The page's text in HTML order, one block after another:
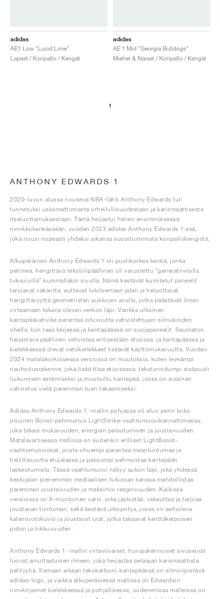
adidas
AE1 Low "Lucid Lime"
Lapset / Koripallo / Kengät
adidas
AE 1 Mid "Georgia Bulldogs"
Miehet & Naiset / Koripallo / Kengät
1
ANTHONY EDWARDS 1
2020-luvun alussa nouseva NBA-tähti Anthony Edwards tuli
tunnetuksi uskomattomasta urheilullisuudestaan ja karismaattisesta
itseluottamuksestaan. Tämä heijastui hänen ensimmäisessä
nimikkokenkässään, vuoden 2023 adidas Anthony Edwards 1:ssä,
joka nousi nopeasti yhdeksi aikansa suosituimmista koripallokengistä.
Alkuperäinen Anthony Edwards 1 oli puolikorkea kenkä, jonka
pehmeä, hengittävä tekstiilipäällinen oli varustettu ”generatiivisilla
tukisiivillä” kummallakin sivulla. Nämä kestävät kumitetut paneelit
tarjoavat vakautta, auttavat lukitsemaan jalan ja helpottavat
hengittävyyttä geometristen aukkojen avulla, jotka päästävät ilman
virtaamaan takana olevan verkon läpi. Vankka ulkoinen
kantapäävahvike parantaa istuvuutta vahvistettujen silmukoiden
ohella, kun taas kärjessä ja kantapäässä on suojapaneelit. Saumaton,
heijastava päällinen vahvistaa entisestään etuosaa, ja kantapäässä ja
kielekkeessä olevat vetokielekkeet lisäävät käyttömukavuutta. Vuoden
2024 matalakorkoisessa versiossa on muutoksia, kuten leveämpi
nauhoitusrakenne, joka lisää tilaa etuosassa, teksturoidumpi sisäpuoli
liukumisen estämiseksi ja muotoiltu kantapää, jossa on sisäinen
vahvistus vielä paremman tuen takaamiseksi.
Adidas Anthony Edwards 1 -mallin pohjassa oli alun perin koko
pituinen Boost-pehmustus LightStrike-vaahtomuovikannattimessa,
joka takasi mukavuuden, energian palautumisen ja joustavuuden.
Matalavartisessa mallissa on kuitenkin erilliset LightBoost-
vaahtomuoviosat, joista ohuempi parantaa maantuntumaa ja
hallittavuutta etujalassa ja paksumpi pehmustaa kantapään
laskeutumista. Tässä vaahtomuovi näkyy aukon läpi, joka yhdessä
keskijalan pienemmän mediaalisen tukiosan kanssa mahdollistaa
paremman joustavuuden ja maksimoi reagoivuuden. Kaikissa
versioissa on X-muotoinen varsi, joka jäykistää, vakauttaa ja tarjoaa
joustavan tuntuman, sekä kestävä ulkopohja, jossa on aaltoileva
kalanruotokuvio ja joustavat urat, jotka takaavat kenttäkelpoisen
pidon ja liikkuvuuden.
Anthony Edwards 1 -mallin virtaviivaiset, hunajakennoiset sivuseinät
luovat ainutlaatuisen ilmeen, joka heijastaa pelaajan karismaattista
pelityyliä. Samaan aikaan tekokarboni-kantapäässä on silmiinpistävä
adidas-logo, ja vaikka alkuperäisessä mallissa oli Edwardsin
nimikirjaimet kielekkeessä ja pohjallisessa, uudemmissa malleissa on